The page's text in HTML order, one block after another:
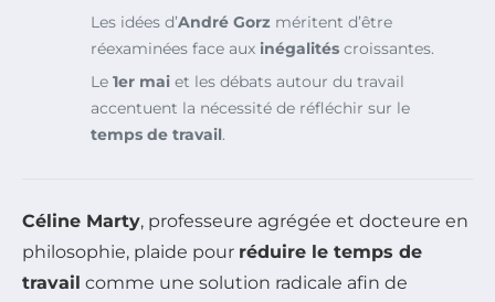
Les idées d’André Gorz méritent d’être
réexaminées face aux inégalités croissantes.
Le 1er mai et les débats autour du travail
accentuent la nécessité de réfléchir sur le
temps de travail.
Céline Marty, professeure agrégée et docteure en
philosophie, plaide pour réduire le temps de
travail comme une solution radicale afin de